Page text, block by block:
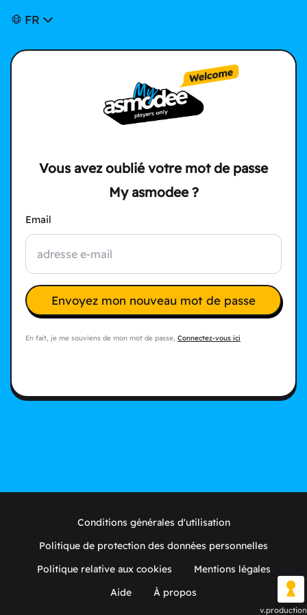
FR
Vous avez oublié votre mot de passe
My asmodee ?
Email
Envoyez mon nouveau mot de passe
En fait, je me souviens de mon mot de passe, Connectez-vous ici
Conditions générales d'utilisation
Politique de protection des données personnelles
Politique relative aux cookies
Mentions légales
Aide
À propos
v.production